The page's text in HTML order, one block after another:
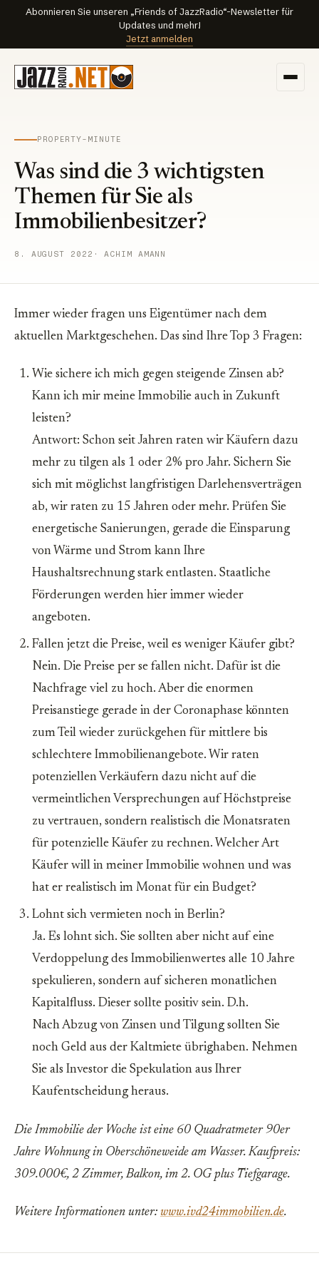
Abonnieren Sie unseren „Friends of JazzRadio“-Newsletter für
Updates und mehr!
Jetzt anmelden
PROPERTY-MINUTE
Was sind die 3 wichtigsten
Themen für Sie als
Immobilienbesitzer?
8. AUGUST 2022 · ACHIM AMANN
Immer wieder fragen uns Eigentümer nach dem
aktuellen Marktgeschehen. Das sind Ihre Top 3 Fragen:
Wie sichere ich mich gegen steigende Zinsen ab?
Kann ich mir meine Immobilie auch in Zukunft
leisten?
Antwort: Schon seit Jahren raten wir Käufern dazu
mehr zu tilgen als 1 oder 2% pro Jahr. Sichern Sie
sich mit möglichst langfristigen Darlehensverträgen
ab, wir raten zu 15 Jahren oder mehr. Prüfen Sie
energetische Sanierungen, gerade die Einsparung
von Wärme und Strom kann Ihre
Haushaltsrechnung stark entlasten. Staatliche
Förderungen werden hier immer wieder
angeboten.
Fallen jetzt die Preise, weil es weniger Käufer gibt?
Nein. Die Preise per se fallen nicht. Dafür ist die
Nachfrage viel zu hoch. Aber die enormen
Preisanstiege gerade in der Coronaphase könnten
zum Teil wieder zurückgehen für mittlere bis
schlechtere Immobilienangebote. Wir raten
potenziellen Verkäufern dazu nicht auf die
vermeintlichen Versprechungen auf Höchstpreise
zu vertrauen, sondern realistisch die Monatsraten
für potenzielle Käufer zu rechnen. Welcher Art
Käufer will in meiner Immobilie wohnen und was
hat er realistisch im Monat für ein Budget?
Lohnt sich vermieten noch in Berlin?
Ja. Es lohnt sich. Sie sollten aber nicht auf eine
Verdoppelung des Immobilienwertes alle 10 Jahre
spekulieren, sondern auf sicheren monatlichen
Kapitalfluss. Dieser sollte positiv sein. D.h.
Nach Abzug von Zinsen und Tilgung sollten Sie
noch Geld aus der Kaltmiete übrighaben. Nehmen
Sie als Investor die Spekulation aus Ihrer
Kaufentscheidung heraus.
Die Immobilie der Woche ist eine 60 Quadratmeter 90er
Jahre Wohnung in Oberschöneweide am Wasser. Kaufpreis:
309.000€, 2 Zimmer, Balkon, im 2. OG plus Tiefgarage.
Weitere Informationen unter: www.ivd24immobilien.de.